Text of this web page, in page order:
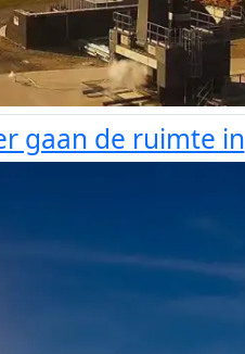
gaan de ruimte in